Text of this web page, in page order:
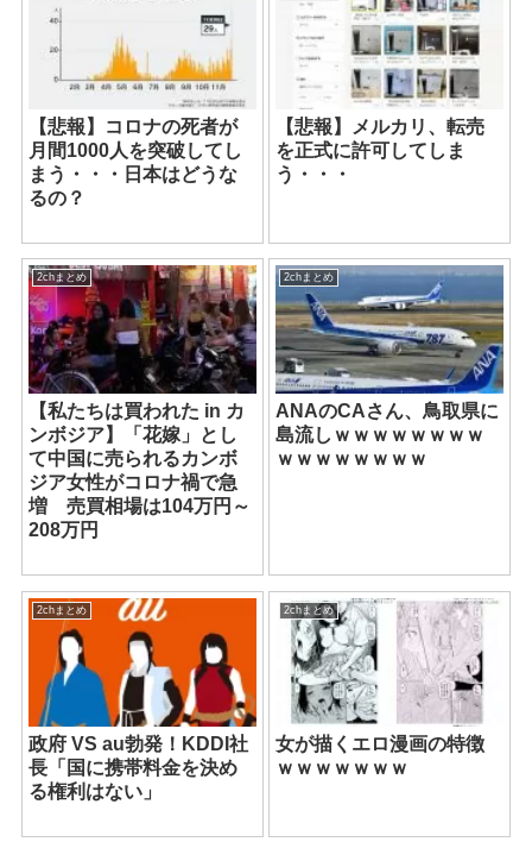
【悲報】コロナの死者が
月間1000人を突破してし
まう・・・日本はどうな
るの？
【悲報】メルカリ、転売
を正式に許可してしま
う・・・
2chまとめ
【私たちは買われた in カ
ンボジア】「花嫁」とし
て中国に売られるカンボ
ジア女性がコロナ禍で急
増 売買相場は104万円～
208万円
2chまとめ
ANAのCAさん、鳥取県に
島流しｗｗｗｗｗｗｗｗ
ｗｗｗｗｗｗｗｗ
2chまとめ
政府 VS au勃発！KDDI社
長「国に携帯料金を決め
る権利はない」
2chまとめ
女が描くエロ漫画の特徴
ｗｗｗｗｗｗｗ